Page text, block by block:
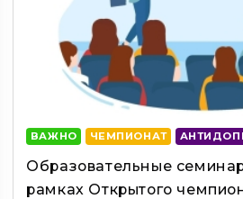
ВАЖНО ЧЕМПИОНАТ
Образовательные
рамках Открытого